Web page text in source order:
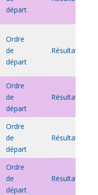
départ
Ordre
de
départ
Résultats
Ordre
de
départ
Résultats
Ordre
de
départ
Résultats
Ordre
de
départ
Résultats